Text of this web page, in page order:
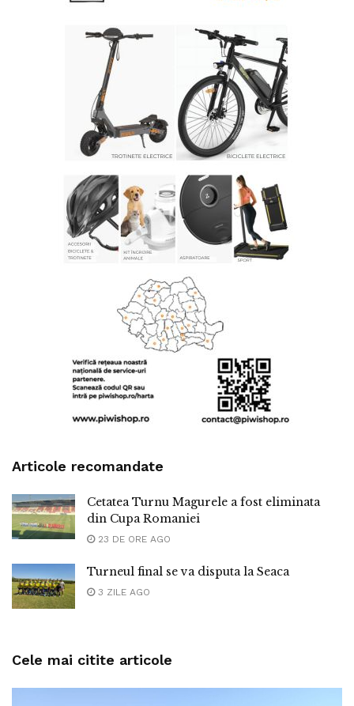
Articole recomandate
Cetatea Turnu Magurele a fost eliminata
din Cupa Romaniei
23 DE ORE AGO
Turneul final se va disputa la Seaca
3 ZILE AGO
Cele mai citite articole